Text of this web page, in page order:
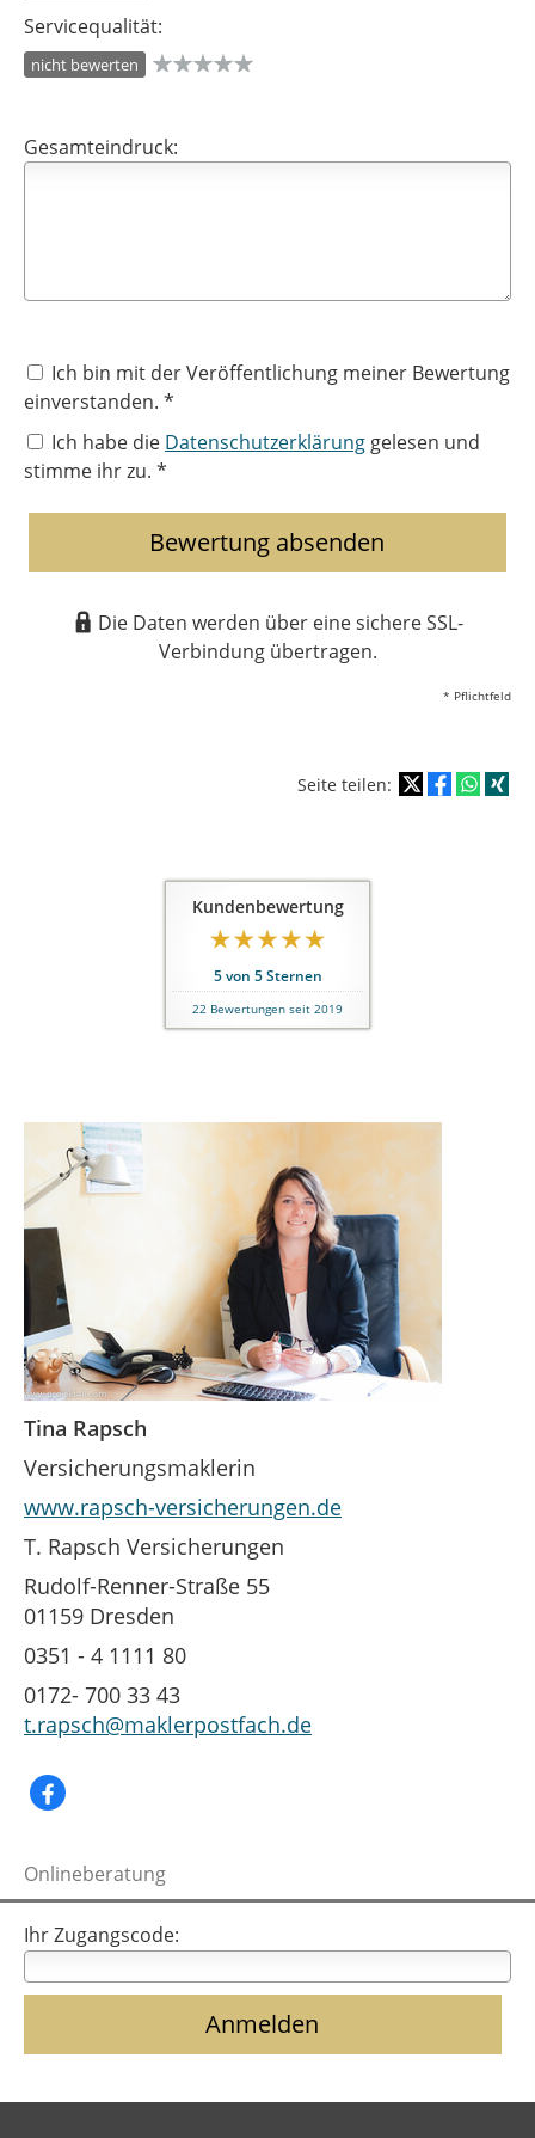
Servicequalität:
nicht bewerten
Gesamteindruck:
Ich bin mit der Veröffentlichung meiner Bewertung
einverstanden. *
Ich habe die Datenschutzerklärung gelesen und
stimme ihr zu. *
Bewertung absenden
Die Daten werden über eine sichere SSL-
Verbindung übertragen.
* Pflichtfeld
Seite teilen:
Kundenbewertung
5von 5Sternen
22 Bewertungen seit 2019
Tina Rapsch
Versicherungsmaklerin
www.rapsch-versicherungen.de
T. Rapsch Versicherungen
Rudolf-Renner-Straße 55
01159 Dresden
0351 - 4 1111 80
0172- 700 33 43
t.rapsch@maklerpostfach.de
Onlineberatung
Ihr Zugangscode: